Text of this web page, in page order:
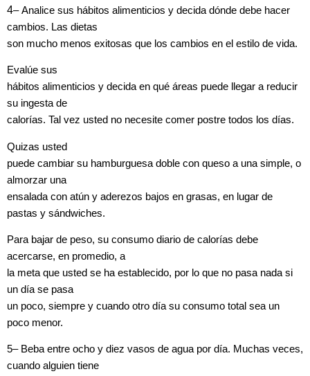
4–Analice sus hábitos alimenticios y decida dónde debe hacer
cambios. Las dietas
son mucho menos exitosas que los cambios en el estilo de vida.
Evalúe sus
hábitos alimenticios y decida en qué áreas puede llegar a reducir
su ingesta de
calorías. Tal vez usted no necesite comer postre todos los días.
Quizas usted
puede cambiar su hamburguesa doble con queso a una simple, o
almorzar una
ensalada con atún y aderezos bajos en grasas, en lugar de
pastas y sándwiches.
Para bajar de peso, su consumo diario de calorías debe
acercarse, en promedio, a
la meta que usted se ha establecido, por lo que no pasa nada si
un día se pasa
un poco, siempre y cuando otro día su consumo total sea un
poco menor.
5– Beba entre ocho y diez vasos de agua por día. Muchas veces,
cuando alguien tiene